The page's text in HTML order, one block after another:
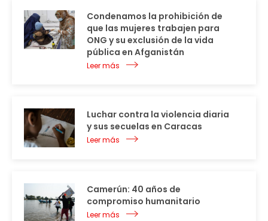
Condenamos la prohibición de
que las mujeres trabajen para
ONG y su exclusión de la vida
pública en Afganistán
Leer más
Luchar contra la violencia diaria
y sus secuelas en Caracas
Leer más
Camerún: 40 años de
compromiso humanitario
Leer más